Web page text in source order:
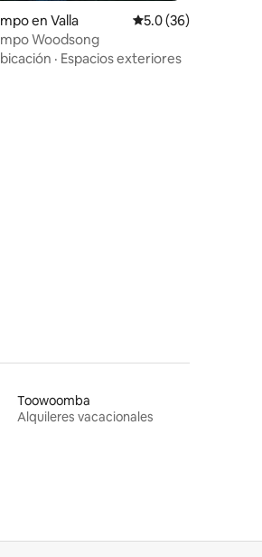
de 5; 479 evaluaciones
en Valla Calificación
5.0 (36)
Woodsong
· Espacios exteriores
Toowoomba
Alquileres vacacionales